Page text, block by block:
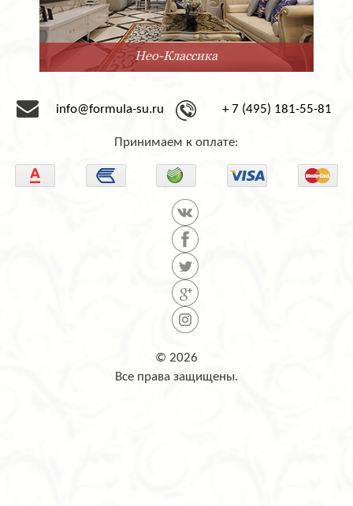
Нео-Классика
info@formula-su.ru + 7 (495) 181-55-81
Принимаем к оплате:
© 2026
Все права защищены.